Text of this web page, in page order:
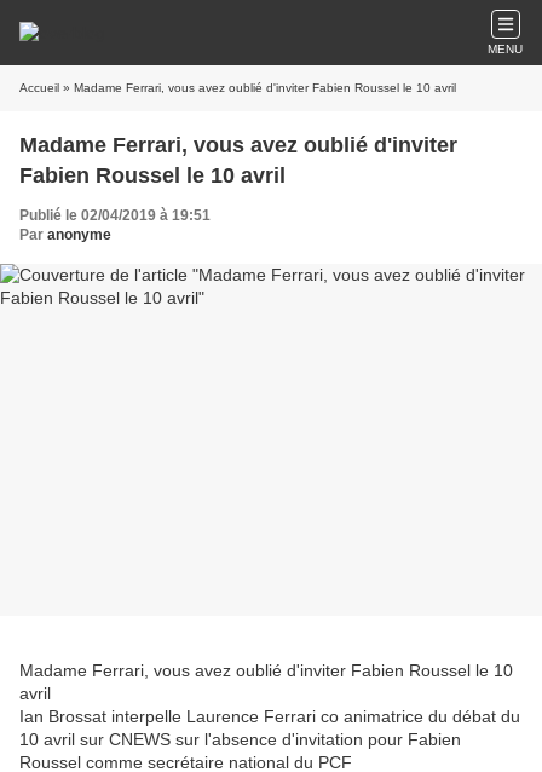
MENU
Accueil » Madame Ferrari, vous avez oublié d'inviter Fabien Roussel le 10 avril
Madame Ferrari, vous avez oublié d'inviter
Fabien Roussel le 10 avril
Publié le 02/04/2019 à 19:51
Par anonyme
Madame Ferrari, vous avez oublié d'inviter Fabien Roussel le 10
avril
Ian Brossat interpelle Laurence Ferrari co animatrice du débat du
10 avril sur CNEWS sur l'absence d'invitation pour Fabien
Roussel comme secrétaire national du PCF